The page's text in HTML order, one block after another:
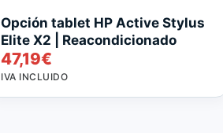
Opción tablet HP Active Stylus
Elite X2 | Reacondicionado
47,19€
IVA INCLUIDO